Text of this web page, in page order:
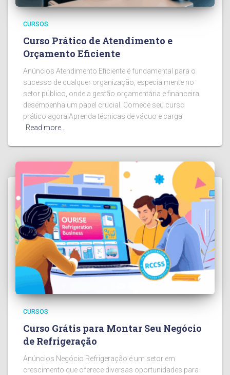
CURSOS
Curso Prático de Atendimento e
Orçamento Eficiente
Anúncios Atendimento Eficiente é fundamental para o
sucesso de qualquer organização, especialmente no
setor público, onde a gestão orçamentária e financeira
desempenha um papel crucial. Comece seu curso
prático agora!Aprenda técnicas de vácuo e carga
Read more…
CURSOS
Curso Grátis para Montar Seu Negócio
de Refrigeração
Anúncios Negócio Refrigeração é um setor em
crescimento que oferece diversas oportunidades para